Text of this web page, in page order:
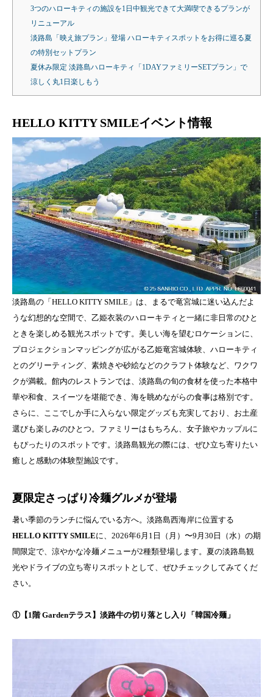
3つのハローキティの施設を1日中観光できて大満喫できるプランが
リニューアル
淡路島「映え旅プラン」登場 ハローキティスポットをお得に巡る夏
の特別セットプラン
夏休み限定 淡路島ハローキティ「1DAYファミリーSETプラン」で
涼しく丸1日楽しもう
HELLO KITTY SMILEイベント情報
淡路島の「HELLO KITTY SMILE」は、まるで竜宮城に迷い込んだよ
うな幻想的な空間で、乙姫衣装のハローキティと一緒に非日常のひと
ときを楽しめる観光スポットです。美しい海を望むロケーションに、
プロジェクションマッピングが広がる乙姫竜宮城体験、ハローキティ
とのグリーティング、素焼きや砂絵などのクラフト体験など、ワクワ
クが満載。館内のレストランでは、淡路島の旬の食材を使った本格中
華や和食、スイーツを堪能でき、海を眺めながらの食事は格別です。
さらに、ここでしか手に入らない限定グッズも充実しており、お土産
選びも楽しみのひとつ。ファミリーはもちろん、女子旅やカップルに
もぴったりのスポットです。淡路島観光の際には、ぜひ立ち寄りたい
癒しと感動の体験型施設です。
夏限定さっぱり冷麺グルメが登場
暑い季節のランチに悩んでいる方へ。淡路島西海岸に位置する
HELLO KITTY SMILEに、2026年6月1日（月）〜9月30日（水）の期
間限定で、涼やかな冷麺メニューが2種類登場します。夏の淡路島観
光やドライブの立ち寄りスポットとして、ぜひチェックしてみてくだ
さい。
①【1階 Gardenテラス】淡路牛の切り落とし入り「韓国冷麺」